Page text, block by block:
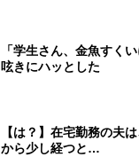
「学生さん、金魚すく
呟きにハッとした
【は？】在宅勤務の夫
から少し経つと…